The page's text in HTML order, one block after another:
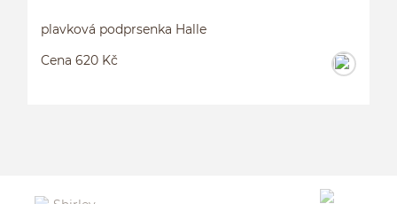
plavková podprsenka Halle
Cena 620 Kč